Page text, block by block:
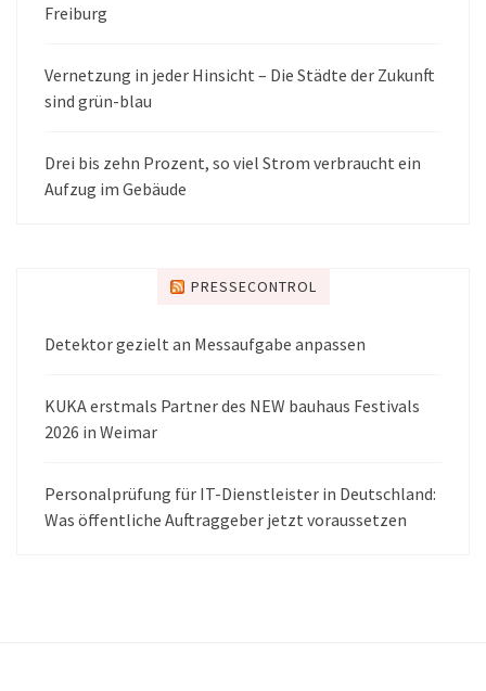
Freiburg
Vernetzung in jeder Hinsicht – Die Städte der Zukunft
sind grün-blau
Drei bis zehn Prozent, so viel Strom verbraucht ein
Aufzug im Gebäude
PRESSECONTROL
Detektor gezielt an Messaufgabe anpassen
KUKA erstmals Partner des NEW bauhaus Festivals
2026 in Weimar
Personalprüfung für IT-Dienstleister in Deutschland:
Was öffentliche Auftraggeber jetzt voraussetzen